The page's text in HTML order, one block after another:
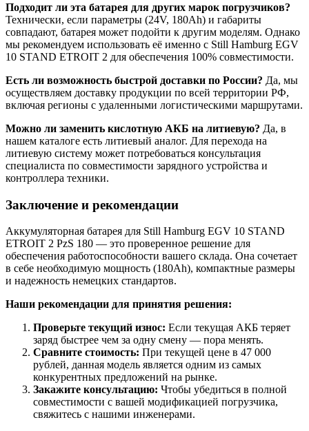
Подходит ли эта батарея для других марок погрузчиков?
Технически, если параметры (24V, 180Ah) и габариты
совпадают, батарея может подойти к другим моделям. Однако
мы рекомендуем использовать её именно с Still Hamburg EGV
10 STAND ETROIT 2 для обеспечения 100% совместимости.
Есть ли возможность быстрой доставки по России? Да, мы
осуществляем доставку продукции по всей территории РФ,
включая регионы с удаленными логистическими маршрутами.
Можно ли заменить кислотную АКБ на литиевую? Да, в
нашем каталоге есть литиевый аналог. Для перехода на
литиевую систему может потребоваться консультация
специалиста по совместимости зарядного устройства и
контроллера техники.
Заключение и рекомендации
Аккумуляторная батарея для Still Hamburg EGV 10 STAND
ETROIT 2 PzS 180 — это проверенное решение для
обеспечения работоспособности вашего склада. Она сочетает
в себе необходимую мощность (180Ah), компактные размеры
и надежность немецких стандартов.
Наши рекомендации для принятия решения:
Проверьте текущий износ: Если текущая АКБ теряет
заряд быстрее чем за одну смену — пора менять.
Сравните стоимость: При текущей цене в 47 000
рублей, данная модель является одним из самых
конкурентных предложений на рынке.
Закажите консультацию: Чтобы убедиться в полной
совместимости с вашей модификацией погрузчика,
свяжитесь с нашими инженерами.